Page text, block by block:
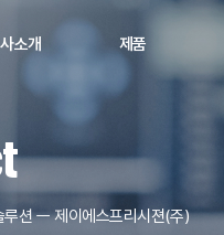
소개 제품
션 ㅡ 제이에스프리시젼(주)